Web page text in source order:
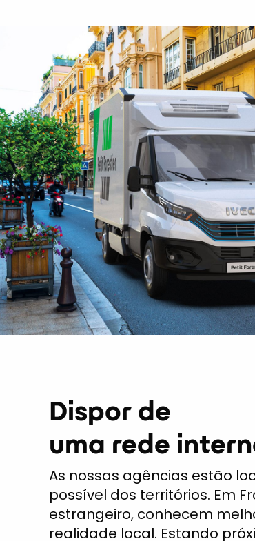
Dispor de
uma rede
As nossas agências estão
possível dos territórios. Em
estrangeiro, conhecem
realidade local. Estando